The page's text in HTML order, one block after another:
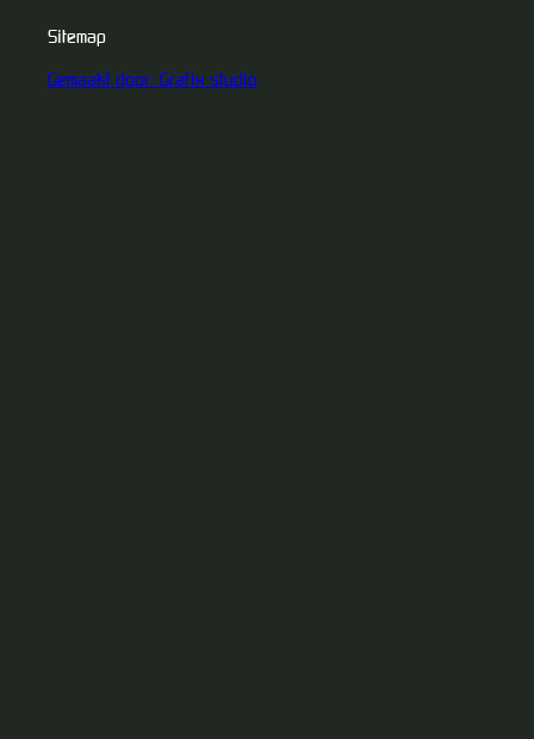
Sitemap
Gemaakt door: Grafix studio